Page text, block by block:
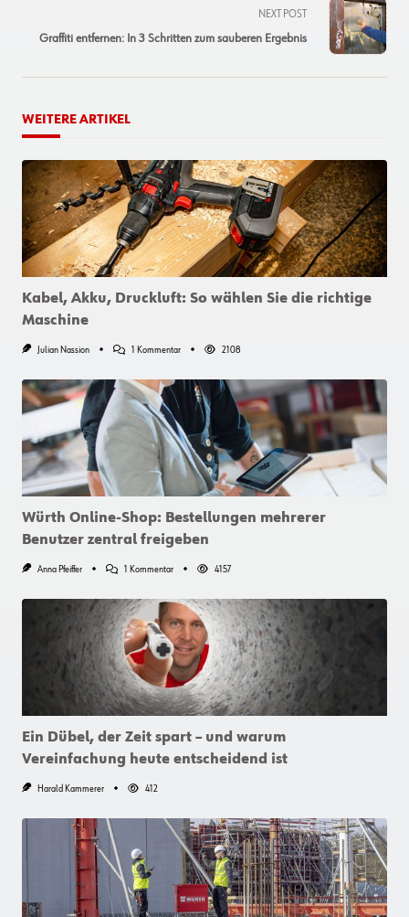
reader-
NEXT POST
Graffiti entfernen: In 3 Schritten zum sauberen Ergebnis
WEITERE ARTIKEL
Kabel, Akku, Druckluft: So wählen Sie die richtige
Maschine
Julian Nassion 1 KommentarZu
Druckluft:
Wählen
Sie
Die
Richtige
Maschine
2108
Würth Online-Shop: Bestellungen mehrerer
Benutzer zentral freigeben
Anna Pfeiffer 1 KommentarZu
Shop:
Bestellungen
Mehrerer
Benutzer
Zentral
Freigeben
4157
Ein Dübel, der Zeit spart – und warum
Vereinfachung heute entscheidend ist
Harald Kammerer 412